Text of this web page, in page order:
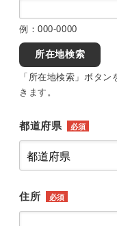
例：000-0000
所在地検索
「所在地検索」ボタ
きます。
都道府県 必須
住所 必須